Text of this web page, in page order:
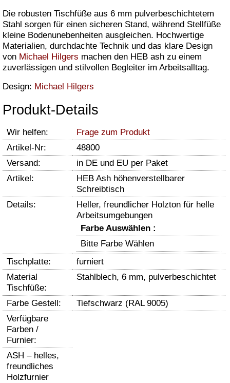
Die robusten Tischfüße aus 6 mm pulverbeschichtetem
Stahl sorgen für einen sicheren Stand, während Stellfüße
kleine Bodenunebenheiten ausgleichen. Hochwertige
Materialien, durchdachte Technik und das klare Design
von Michael Hilgers machen den HEB ash zu einem
zuverlässigen und stilvollen Begleiter im Arbeitsalltag.
Design: Michael Hilgers
Produkt-Details
Wir helfen:
Frage zum Produkt
Artikel-Nr:
48800
Versand:
in DE und EU per Paket
Artikel:
HEB Ash höhenverstellbarer
Schreibtisch
Details:
Heller, freundlicher Holzton für helle
Arbeitsumgebungen
Farbe Auswählen :
Bitte Farbe Wählen
Tischplatte:
furniert
Material
Tischfüße:
Stahlblech, 6 mm, pulverbeschichtet
Farbe Gestell:
Tiefschwarz (RAL 9005)
Verfügbare
Farben /
Furnier:
ASH – helles,
freundliches
Holzfurnier